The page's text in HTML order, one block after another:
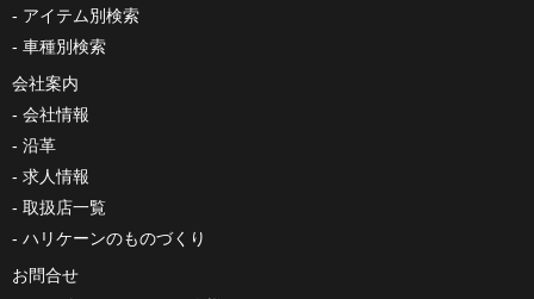
アイテム別検索
車種別検索
会社案内
会社情報
沿革
求人情報
取扱店一覧
ハリケーンのものづくり
お問合せ